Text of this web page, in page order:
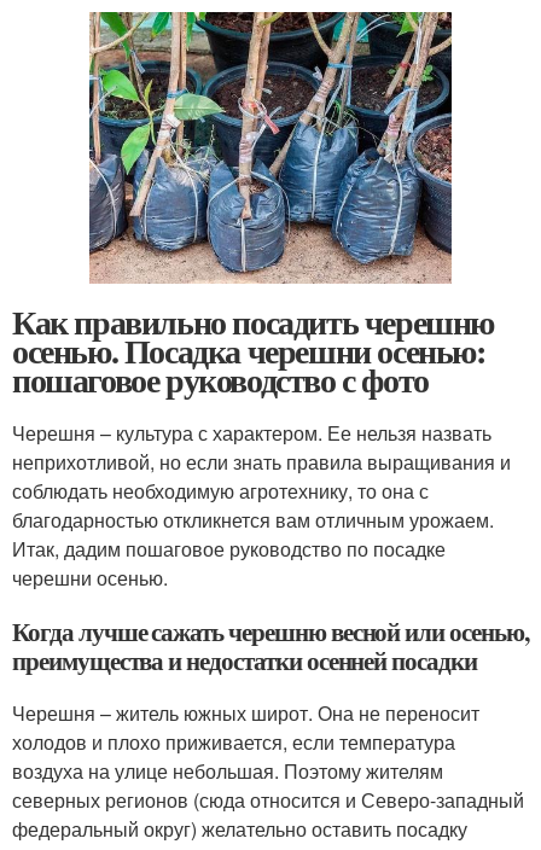
Как правильно посадить черешню
осенью. Посадка черешни осенью:
пошаговое руководство с фото
Черешня – культура с характером. Ее нельзя назвать
неприхотливой, но если знать правила выращивания и
соблюдать необходимую агротехнику, то она с
благодарностью откликнется вам отличным урожаем.
Итак, дадим пошаговое руководство по посадке
черешни осенью.
Когда лучше сажать черешню весной или осенью,
преимущества и недостатки осенней посадки
Черешня – житель южных широт. Она не переносит
холодов и плохо приживается, если температура
воздуха на улице небольшая. Поэтому жителям
северных регионов (сюда относится и Северо-западный
федеральный округ) желательно оставить посадку